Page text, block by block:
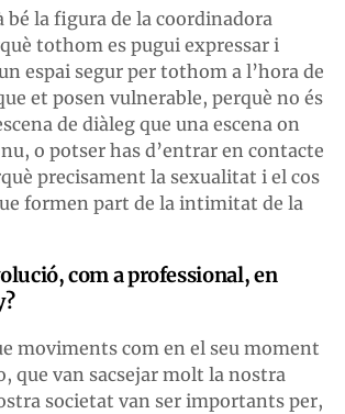
bé la figura de la coordinadora
tothom es pugui expressar i
espai segur per tothom a l’hora de
et posen vulnerable, perquè no és
de diàleg que una escena on
o potser has d’entrar en contacte
precisament la sexualitat i el cos
formen part de la intimitat de la
com a professional, en
moviments com en el seu moment
que van sacsejar molt la nostra
societat van ser importants per,